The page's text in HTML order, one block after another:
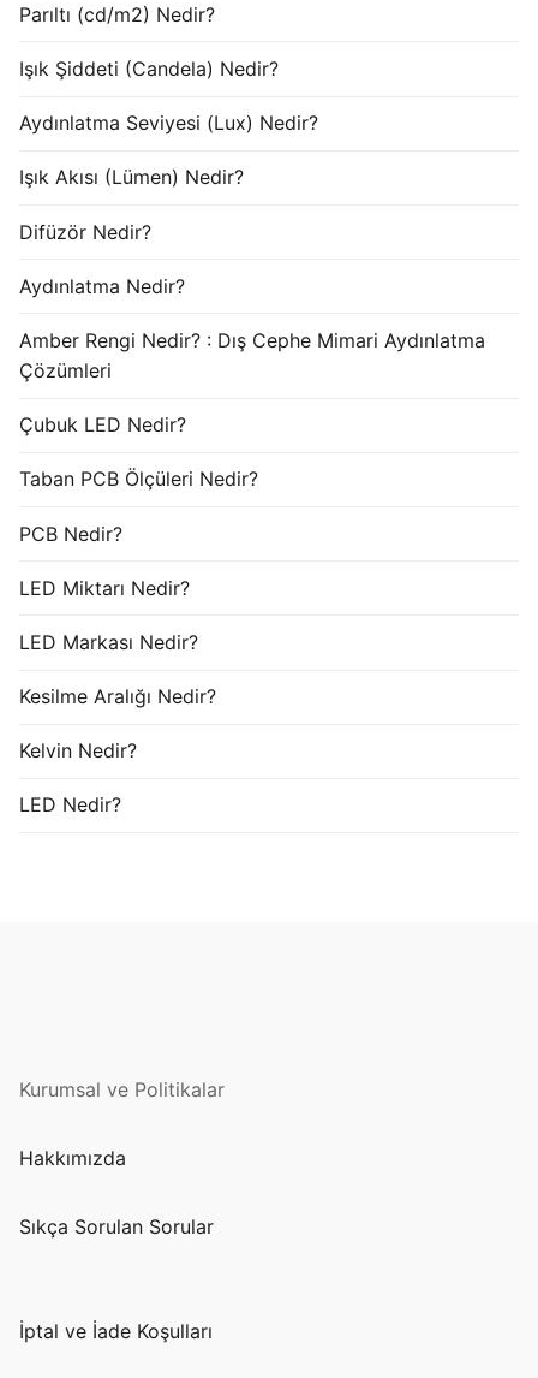
Parıltı (cd/m2) Nedir?
Işık Şiddeti (Candela) Nedir?
Aydınlatma Seviyesi (Lux) Nedir?
Işık Akısı (Lümen) Nedir?
Difüzör Nedir?
Aydınlatma Nedir?
Amber Rengi Nedir? : Dış Cephe Mimari Aydınlatma
Çözümleri
Çubuk LED Nedir?
Taban PCB Ölçüleri Nedir?
PCB Nedir?
LED Miktarı Nedir?
LED Markası Nedir?
Kesilme Aralığı Nedir?
Kelvin Nedir?
LED Nedir?
Kurumsal ve Politikalar
Hakkımızda
Sıkça Sorulan Sorular
İptal ve İade Koşulları